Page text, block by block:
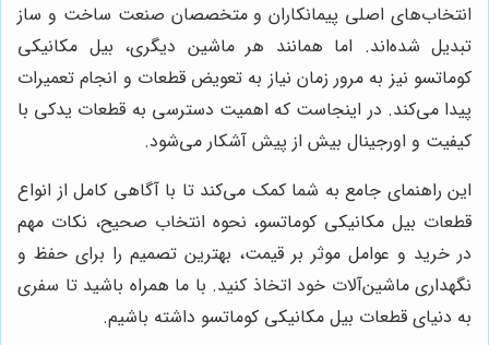
انتخاب‌های اصلی پیمانکاران و متخصصان صنعت ساخت و ساز
تبدیل شده‌اند. اما همانند هر ماشین دیگری، بیل مکانیکی
کوماتسو نیز به مرور زمان نیاز به تعویض قطعات و انجام تعمیرات
پیدا می‌کند. در اینجاست که اهمیت دسترسی به قطعات یدکی با
کیفیت و اورجینال بیش از پیش آشکار می‌شود.
این راهنمای جامع به شما کمک می‌کند تا با آگاهی کامل از انواع
قطعات بیل مکانیکی کوماتسو، نحوه انتخاب صحیح، نکات مهم
در خرید و عوامل موثر بر قیمت، بهترین تصمیم را برای حفظ و
نگهداری ماشین‌آلات خود اتخاذ کنید. با ما همراه باشید تا سفری
به دنیای قطعات بیل مکانیکی کوماتسو داشته باشیم.